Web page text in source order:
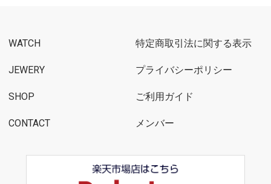
WATCH
JEWERY
SHOP
CONTACT
特定商取引法に関する表示
プライバシーポリシー
ご利用ガイド
メンバー